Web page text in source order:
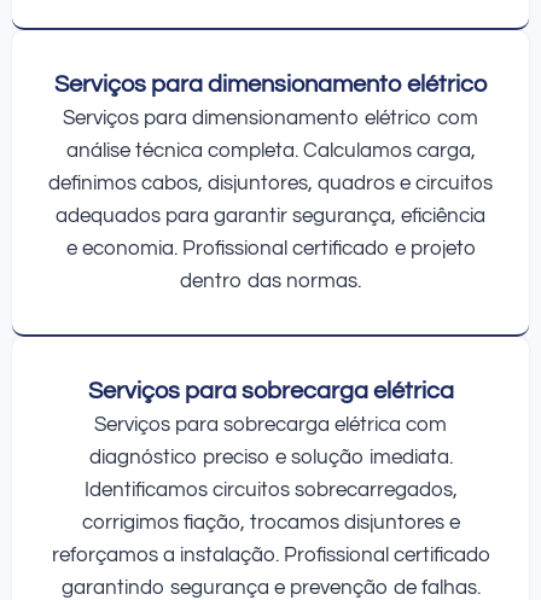
Serviços para dimensionamento elétrico
Serviços para dimensionamento elétrico com
análise técnica completa. Calculamos carga,
definimos cabos, disjuntores, quadros e circuitos
adequados para garantir segurança, eficiência
e economia. Profissional certificado e projeto
dentro das normas.
Serviços para sobrecarga elétrica
Serviços para sobrecarga elétrica com
diagnóstico preciso e solução imediata.
Identificamos circuitos sobrecarregados,
corrigimos fiação, trocamos disjuntores e
reforçamos a instalação. Profissional certificado
garantindo segurança e prevenção de falhas.